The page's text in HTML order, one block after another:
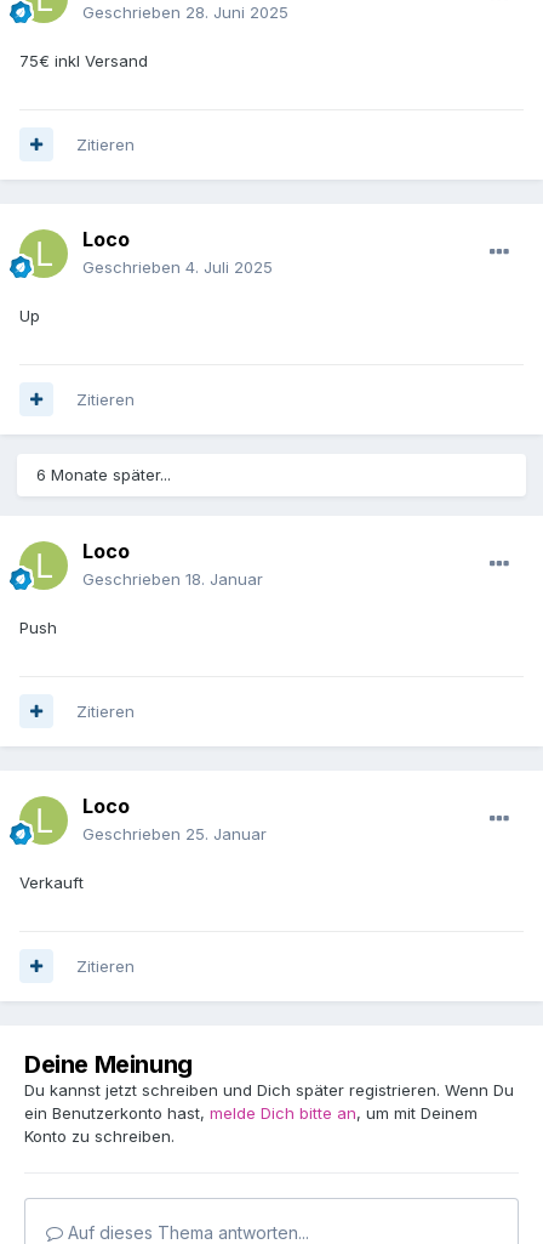
Geschrieben 28. Juni 2025
75€ inkl Versand
Zitieren
Loco
Geschrieben 4. Juli 2025
Up
Zitieren
6 Monate später...
Loco
Geschrieben 18. Januar
Push
Zitieren
Loco
Geschrieben 25. Januar
Verkauft
Zitieren
Deine Meinung
Du kannst jetzt schreiben und Dich später registrieren. Wenn Du
ein Benutzerkonto hast, melde Dich bitte an, um mit Deinem
Konto zu schreiben.
Auf dieses Thema antworten...